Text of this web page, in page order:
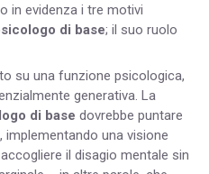
in evidenza i tre motivi
di base; il suo ruolo
su una funzione psicologica,
generativa. La
di base dovrebbe puntare
implementando una visione
il disagio mentale sin